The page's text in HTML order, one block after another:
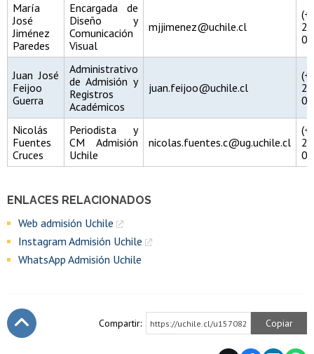
ENLACES RELACIONADOS
Web admisión Uchile
Instagram Admisión Uchile
WhatsApp Admisión Uchile
María
José
Jiménez
Paredes
Encargada de
Diseño y
Comunicación
Visual
mjjimenez@uchile.cl
Juan José
Feijoo
Guerra
Administrativo
de Admisión y
Registros
Académicos
juan.feijoo@uchile.cl
Nicolás
Fuentes
Cruces
Periodista y
CM Admisión
Uchile
nicolas.fuentes.c@ug.uchile.cl
Compartir: https://uchile.cl/u157082 Copiar